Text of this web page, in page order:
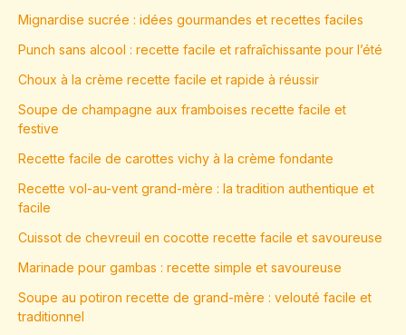
Mignardise sucrée : idées gourmandes et recettes faciles
Punch sans alcool : recette facile et rafraîchissante pour l’été
Choux à la crème recette facile et rapide à réussir
Soupe de champagne aux framboises recette facile et
festive
Recette facile de carottes vichy à la crème fondante
Recette vol-au-vent grand-mère : la tradition authentique et
facile
Cuissot de chevreuil en cocotte recette facile et savoureuse
Marinade pour gambas : recette simple et savoureuse
Soupe au potiron recette de grand-mère : velouté facile et
traditionnel